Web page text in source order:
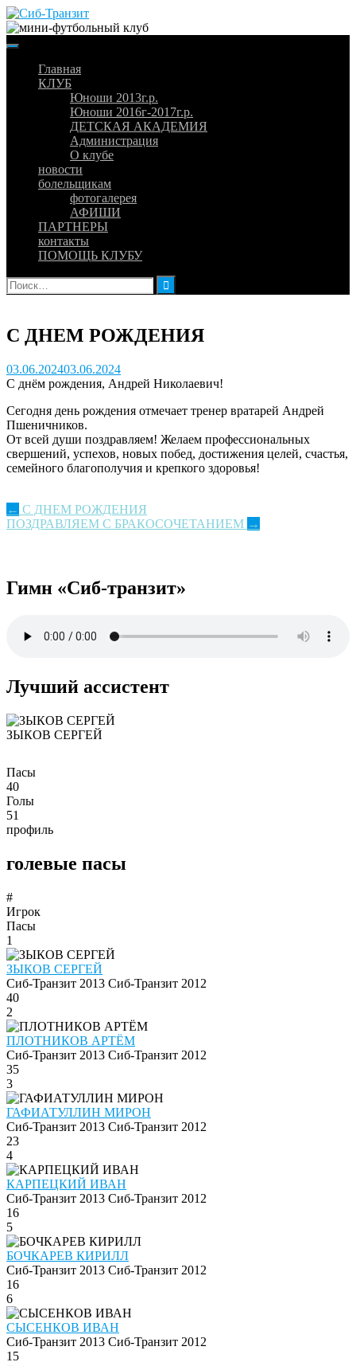
Skip
to
content
Главная
КЛУБ
Юноши 2013г.р.
Юноши 2016г-2017г.р.
ДЕТСКАЯ АКАДЕМИЯ
Администрация
О клубе
новости
болельщикам
фотогалерея
АФИШИ
ПАРТНЕРЫ
контакты
ПОМОЩЬ КЛУБУ
Найти:
С ДНЕМ РОЖДЕНИЯ
03.06.202403.06.2024
С днём рождения, Андрей Николаевич!
Сегодня день рождения отмечает тренер вратарей Андрей
Пшеничников.
От всей души поздравляем! Желаем профессиональных
свершений, успехов, новых побед, достижения целей, счастья,
семейного благополучия и крепкого здоровья!
Post
navigation
← С ДНЕМ РОЖДЕНИЯ
ПОЗДРАВЛЯЕМ С БРАКОСОЧЕТАНИЕМ →
Гимн «Сиб-транзит»
Лучший ассистент
ЗЫКОВ СЕРГЕЙ
Пасы
40
Голы
51
профиль
голевые пасы
#
Игрок
Пасы
1
ЗЫКОВ СЕРГЕЙ
Сиб-Транзит 2013 Сиб-Транзит 2012
40
2
ПЛОТНИКОВ АРТЁМ
Сиб-Транзит 2013 Сиб-Транзит 2012
35
3
ГАФИАТУЛЛИН МИРОН
Сиб-Транзит 2013 Сиб-Транзит 2012
23
4
КАРПЕЦКИЙ ИВАН
Сиб-Транзит 2013 Сиб-Транзит 2012
16
5
БОЧКАРЕВ КИРИЛЛ
Сиб-Транзит 2013 Сиб-Транзит 2012
16
6
СЫСЕНКОВ ИВАН
Сиб-Транзит 2013 Сиб-Транзит 2012
15